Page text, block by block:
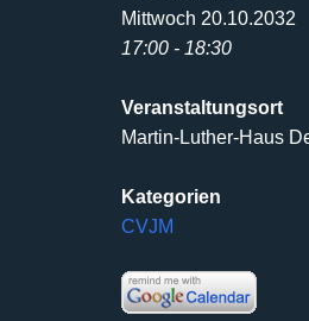
Mittwoch 20.10.2032
17:00 - 18:30
Veranstaltungsort
Martin-Luther-Haus
Kategorien
CVJM